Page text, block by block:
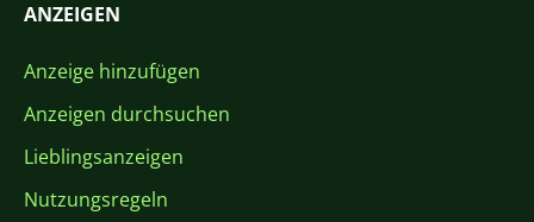
ANZEIGEN
Anzeige hinzufügen
Anzeigen durchsuchen
Lieblingsanzeigen
Nutzungsregeln